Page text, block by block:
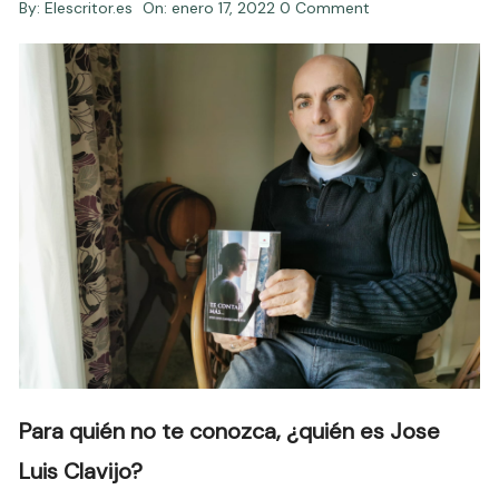
By: Elescritor.es On:enero 17, 2022 0 Comment
Para quién no te conozca, ¿quién es Jose
Luis Clavijo?